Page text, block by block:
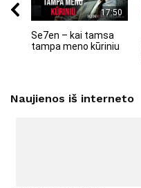
17:50
Se7en – kai tamsa
tampa meno kūriniu
Naujienos iš interneto